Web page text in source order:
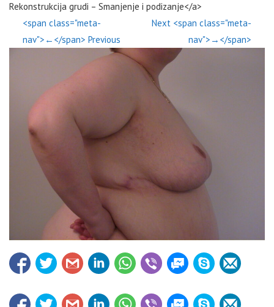
Rekonstrukcija grudi – Smanjenje i podizanje</a>
<span class="meta-
nav">←</span> Previous
Next <span class="meta-
nav">→</span>